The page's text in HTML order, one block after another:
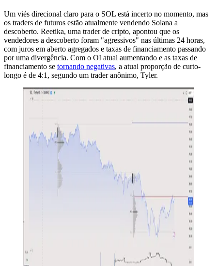
Um viés direcional claro para o SOL está incerto no momento, mas
os traders de futuros estão atualmente vendendo Solana a
descoberto. Reetika, uma trader de cripto, apontou que os
vendedores a descoberto foram "agressivos" nas últimas 24 horas,
com juros em aberto agregados e taxas de financiamento passando
por uma divergência. Com o OI atual aumentando e as taxas de
financiamento se tornando negativas, a atual proporção de curto-
longo é de 4:1, segundo um trader anônimo, Tyler.